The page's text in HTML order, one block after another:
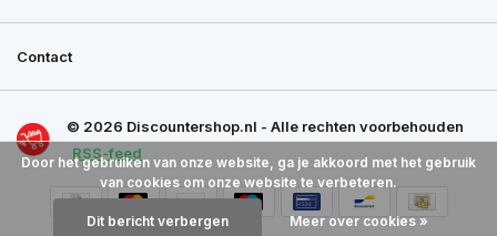
Contact
© 2026 Discountershop.nl - Alle rechten voorbehouden
RSS-feed
Door het gebruiken van onze website, ga je akkoord met het gebruik
van cookies om onze website te verbeteren.
Dit bericht verbergen Meer over cookies »